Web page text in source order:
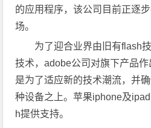
的应用程序，该公司目前正逐
场。
为了迎合业界由旧有flash
技术，adobe公司对旗下产品
是为了适应新的技术潮流，并
种设备之上。苹果iphone及
h提供支持。